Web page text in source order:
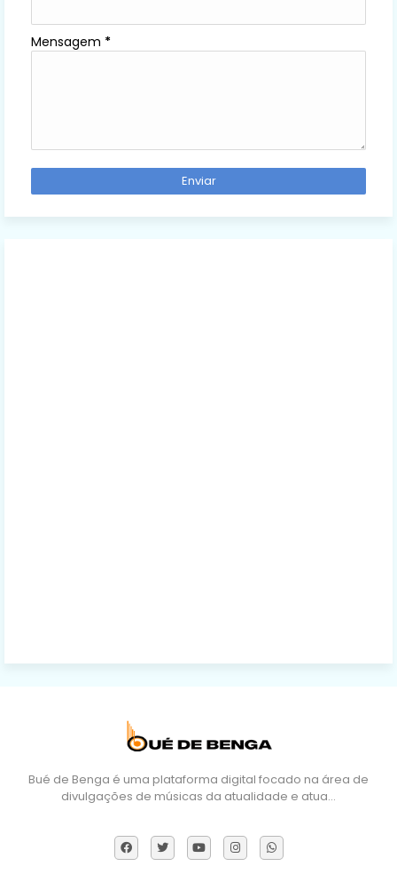
Mensagem *
Bué de Benga é uma plataforma digital focado na área de
divulgações de músicas da atualidade e atua…